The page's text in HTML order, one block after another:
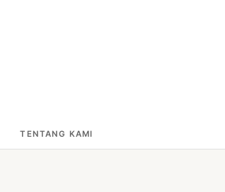
TENTANG KAMI